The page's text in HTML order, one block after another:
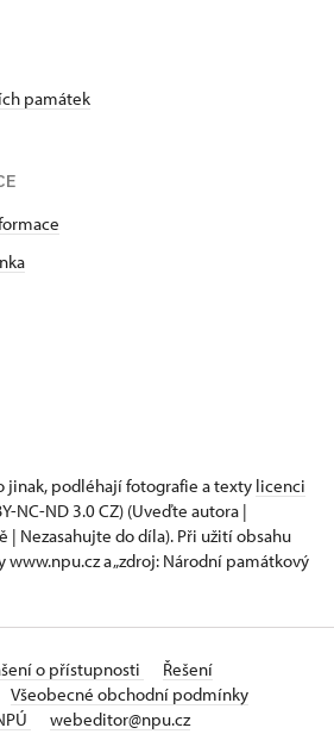
památek
jinak, podléhají fotografie a texty licenci
NC-ND 3.0 CZ) (Uveďte autora |
Nezasahujte do díla). Při užití obsahu
www.npu.cz a „zdroj: Národní památkový
o přístupnosti
Řešení
Všeobecné obchodní podmínky
webeditor@npu.cz